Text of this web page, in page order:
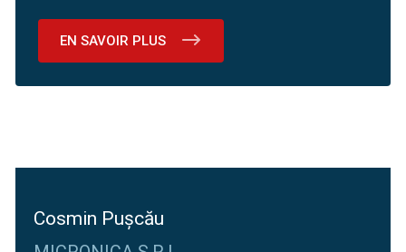
EN SAVOIR PLUS
Cosmin Pușcău